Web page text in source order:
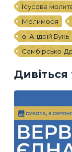
Ісусова
Молимося
о. Андрій Бунь
Самбірсько-